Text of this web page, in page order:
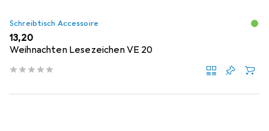
Schreibtisch Accessoire
EUR
13,20
Weihnachten Lesezeichen VE 20